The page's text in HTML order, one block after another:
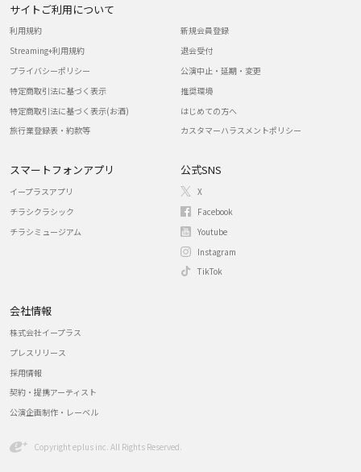
サイトご利用について
利用規約
Streaming+利用規約
プライバシーポリシー
特定商取引法に基づく表示
特定商取引法に基づく表示(お酒)
旅行業登録表・約款等
新規会員登録
退会受付
公演中止・延期・変更
推奨環境
はじめての方へ
カスタマーハラスメントポリシー
スマートフォンアプリ
イープラスアプリ
チラシクラシック
チラシミュージアム
公式SNS
X
Facebook
Youtube
Instagram
TikTok
会社情報
株式会社イープラス
プレスリリース
採用情報
契約・提携アーティスト
公演企画制作・レーベル
Copyright eplus inc. All Rights Reserved.